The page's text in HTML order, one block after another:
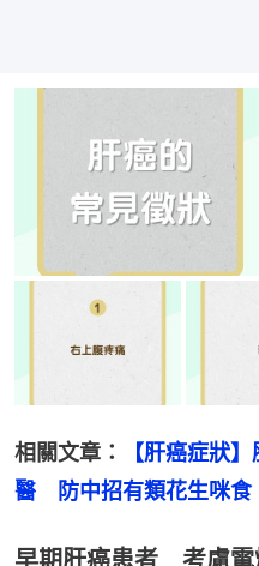
相關文章：
【肝癌症狀
醫　防中招有類花生咪食
早期肝癌患者 考慮電